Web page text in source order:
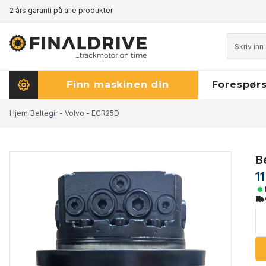
2 års garanti på alle produkterPrisgaranti - klikk her for å lese mer
Finn maskinen din
Hjem/Beltegir - Volvo - ECR25D